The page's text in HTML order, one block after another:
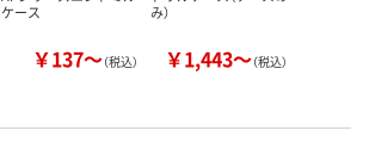
ケース
￥137～（税込）
み）
￥1,443～（税込）